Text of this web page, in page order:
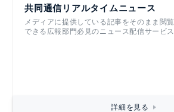
共同通信リアルタイムニュース
メディアに提供している記事をそのまま閲覧
できる広報部門必見のニュース配信サービス
詳細を見る